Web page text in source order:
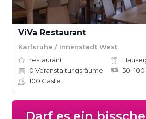
ViVa Restaurant
Karlsruhe / Innenstadt West
restaurant
0 Veranstaltungsräume
100 Gäste
Darf es ein